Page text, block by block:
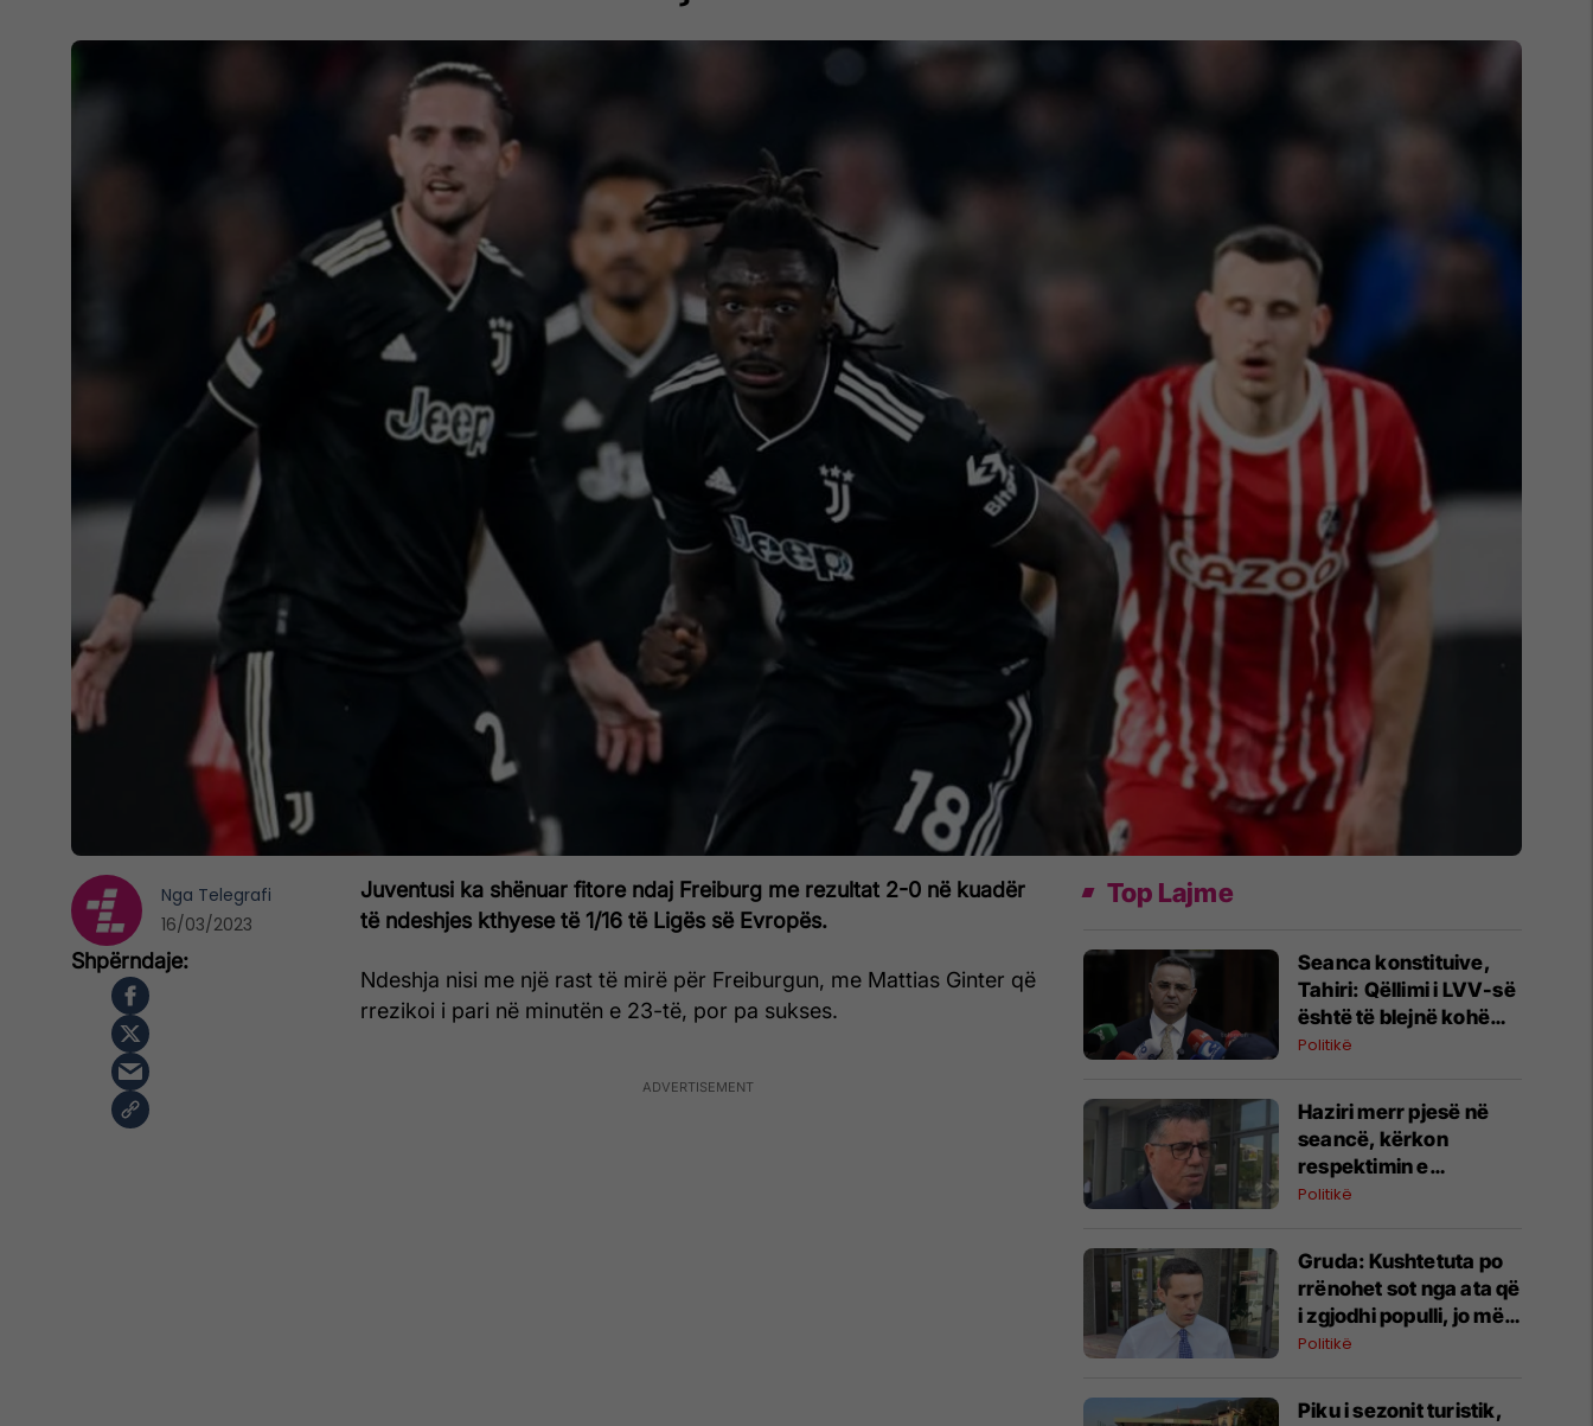
Juventusi ka shënuar fitore ndaj Freiburg me rezultat 2-0 në kuadër
të ndeshjes kthyese të 1/16 të Ligës së Evropës.
Ndeshja nisi me një rast të mirë për Freiburgun, me Mattias Ginter që
rrezikoi i pari në minutën e 23-të, por pa sukses.
Nga Telegrafi
16/03/2023
Top Lajme
Seanca konstituive,
Tahiri: Qëllimi i LVV-së
është të blejnë kohë
dhe rastin ta dërgojmë
Politikë
​Haziri merr pjesë në
seancë, kërkon
respektimin e
Kushtetutës
Politikë
Gruda: Kushtetuta po
rrënohet sot nga ata që
i zgjodhi populli, jo më
nga Millosheviqi
Politikë
Piku i sezonit turistik,